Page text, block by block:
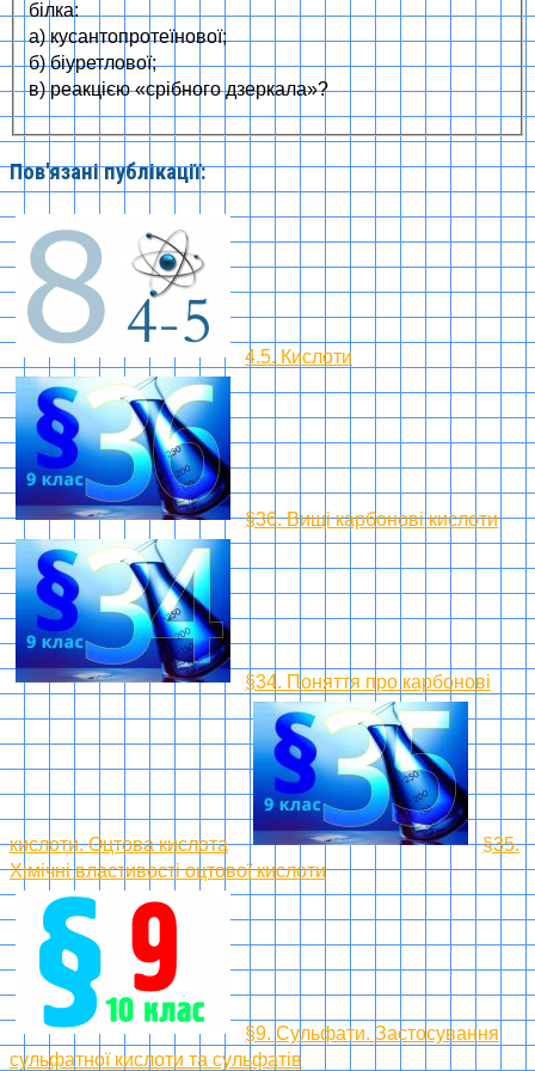
білка:
а) кусантопротеїнової;
б) біуретлової;
в) реакцією «срібного дзеркала»?
Пов'язані публікації:
4.5. Кислоти
§36. Вищі карбонові кислоти
§34. Поняття про карбонові
кислоти. Оцтова кислота
§35.
Хімічні властивості оцтової кислоти
§9. Сульфати. Застосування
сульфатної кислоти та сульфатів